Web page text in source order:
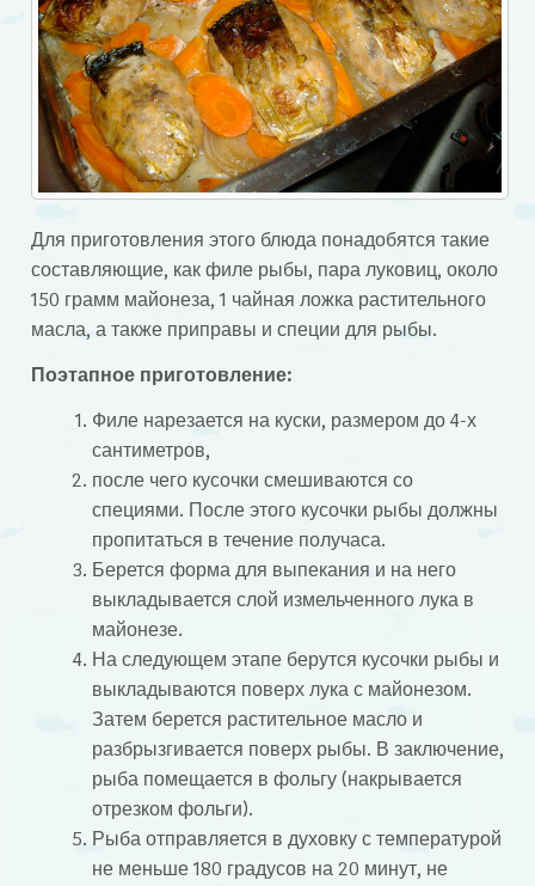
Для приготовления этого блюда понадобятся такие
составляющие, как филе рыбы, пара луковиц, около
150 грамм майонеза, 1 чайная ложка растительного
масла, а также приправы и специи для рыбы.
Поэтапное приготовление:
Филе нарезается на куски, размером до 4-х
сантиметров,
после чего кусочки смешиваются со
специями. После этого кусочки рыбы должны
пропитаться в течение получаса.
Берется форма для выпекания и на него
выкладывается слой измельченного лука в
майонезе.
На следующем этапе берутся кусочки рыбы и
выкладываются поверх лука с майонезом.
Затем берется растительное масло и
разбрызгивается поверх рыбы. В заключение,
рыба помещается в фольгу (накрывается
отрезком фольги).
Рыба отправляется в духовку с температурой
не меньше 180 градусов на 20 минут, не